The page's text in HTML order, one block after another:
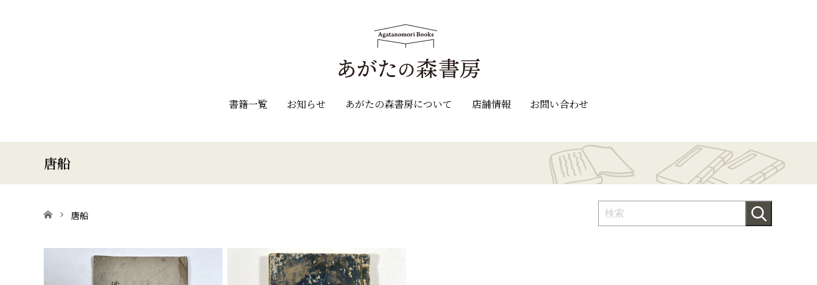
書籍一覧 お知らせ あがたの森書房について 店舗情報 お問い合わせ
唐船
ホーム 唐船